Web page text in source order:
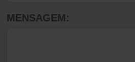
MENSAGEM: